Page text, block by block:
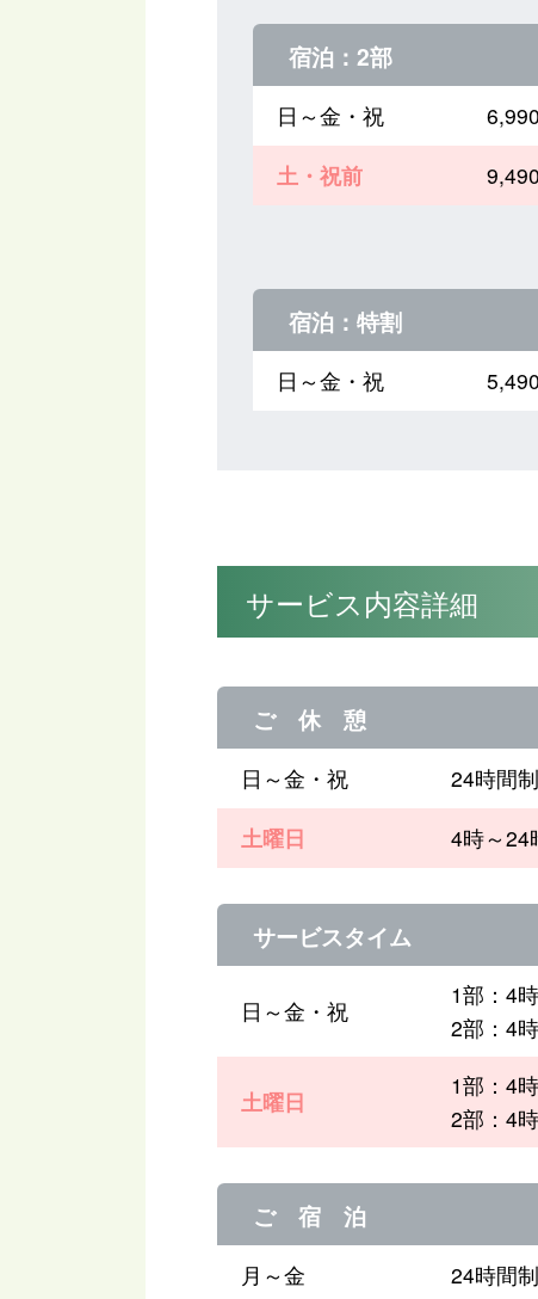
宿泊：2部
日～金・祝
土・祝前
宿泊：特割
日～金・祝
サービス内容詳細
ご 休 憩
日～金・祝
24時間
土曜日
4時～
サービスタイム
日～金・祝
1部：4
2部：4
土曜日
1部：4
2部：4
ご 宿 泊
月～金 24時間